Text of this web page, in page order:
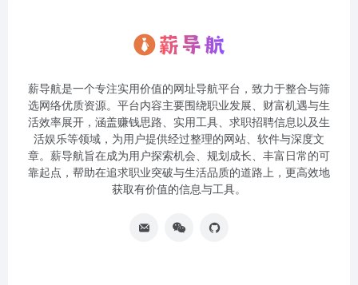
薪导航是一个专注实用价值的网址导航平台，致力于整合与筛
选网络优质资源。平台内容主要围绕职业发展、财富机遇与生
活效率展开，涵盖赚钱思路、实用工具、求职招聘信息以及生
活娱乐等领域，为用户提供经过整理的网站、软件与深度文
章。薪导航旨在成为用户探索机会、规划成长、丰富日常的可
靠起点，帮助在追求职业突破与生活品质的道路上，更高效地
获取有价值的信息与工具。